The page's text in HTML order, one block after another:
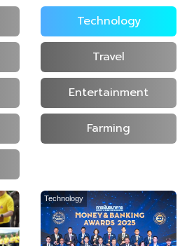
Technology
Travel
Entertainment
Farming
Technology